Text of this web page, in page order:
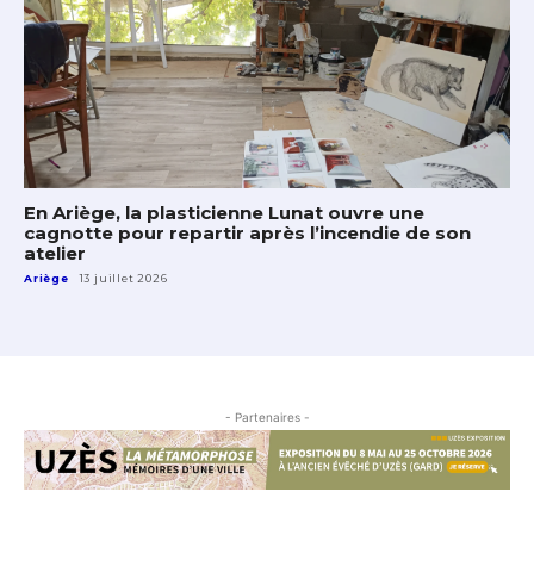
En Ariège, la plasticienne Lunat ouvre une
cagnotte pour repartir après l’incendie de son
atelier
Ariège 13 juillet 2026
- Partenaires -